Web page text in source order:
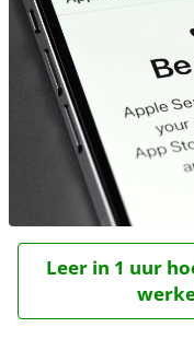
Leer in 1 uur